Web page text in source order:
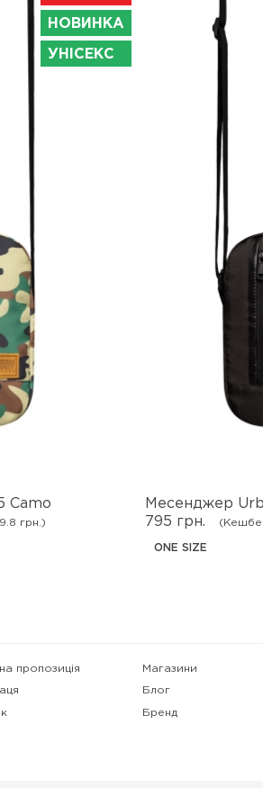
НОВИНКА
УНІСЕКС
Camo
грн.)
Месенджер
795 грн.
ONE SIZE
пропозиція Магазини
Блог
Бренд